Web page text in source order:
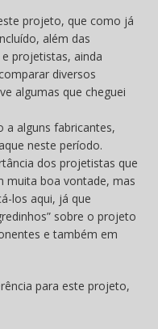
projeto, que como já
além das
e projetistas, ainda
diversos
algumas que cheguei
alguns fabricantes,
neste período.
dos projetistas que
muita boa vontade, mas
los aqui, já que
sobre o projeto
e também em
para este projeto,